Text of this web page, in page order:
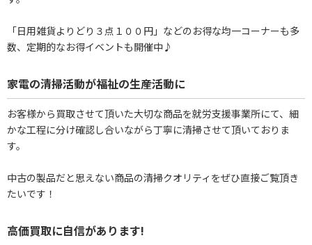
「日用雑貨よりどり３点１００円」などのお得な均一コーナーも多
数、定期的なお得イベントも開催中♪
家電の清掃活動が福祉の生産活動に
お客様から買取させて頂いた大切な商品を就労支援事業所にて、細
かな工程に分け確認し合いながら丁寧に清掃させて頂いておりま
す。
中古の製品だと思えない商品の清掃クオリティをぜひ直接ご覧頂き
たいです！
高価買取に自信があります!